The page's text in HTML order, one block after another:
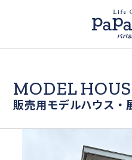
MODEL
販売用モデルハウス・